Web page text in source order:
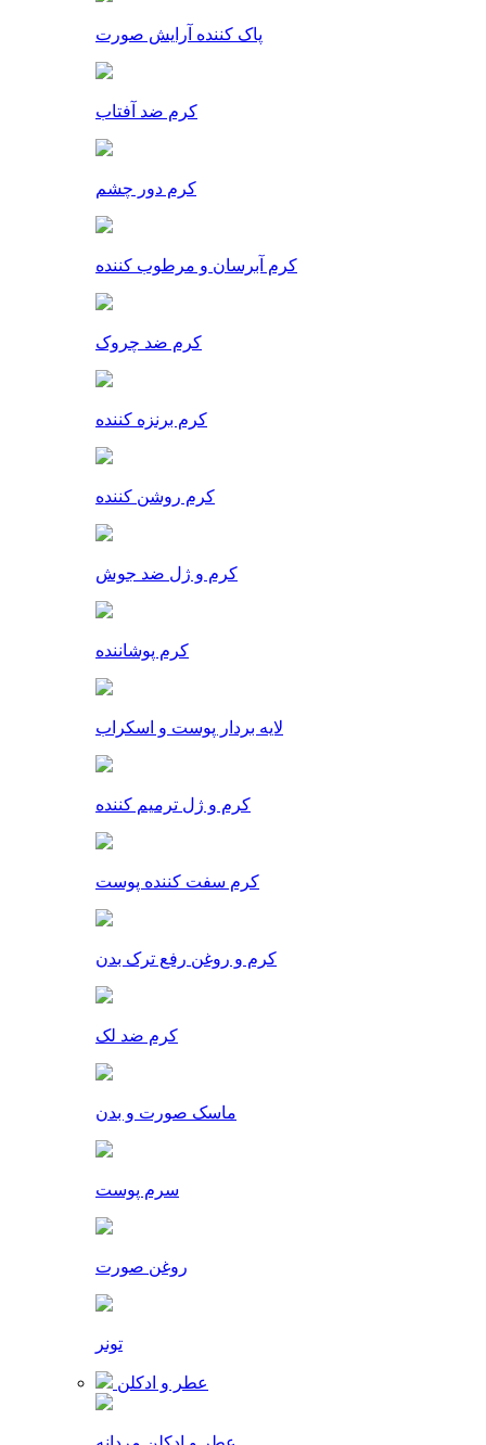
پاک کننده آرایش صورت
کرم ضد آفتاب
کرم دور چشم
کرم آبرسان و مرطوب کننده
کرم ضد چروک
کرم برنزه کننده
کرم روشن کننده
کرم و ژل ضد جوش
کرم پوشاننده
لایه بردار پوست و اسکراب
کرم و ژل ترمیم کننده
کرم سفت کننده پوست
کرم و روغن رفع ترک بدن
کرم ضد لک
ماسک صورت و بدن
سرم پوست
روغن صورت
تونر
عطر و ادکلن